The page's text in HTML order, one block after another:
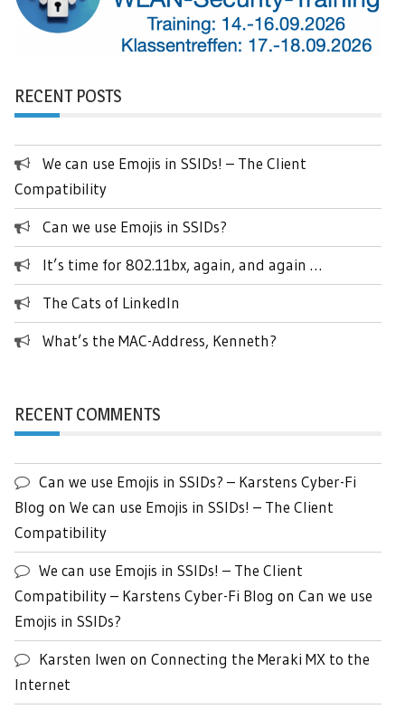
RECENT POSTS
We can use Emojis in SSIDs! – The Client
Compatibility
Can we use Emojis in SSIDs?
It’s time for 802.11bx, again, and again …
The Cats of LinkedIn
What’s the MAC-Address, Kenneth?
RECENT COMMENTS
Can we use Emojis in SSIDs? – Karstens Cyber-Fi
Blog on We can use Emojis in SSIDs! – The Client
Compatibility
We can use Emojis in SSIDs! – The Client
Compatibility – Karstens Cyber-Fi Blog on Can we use
Emojis in SSIDs?
Karsten Iwen on Connecting the Meraki MX to the
Internet